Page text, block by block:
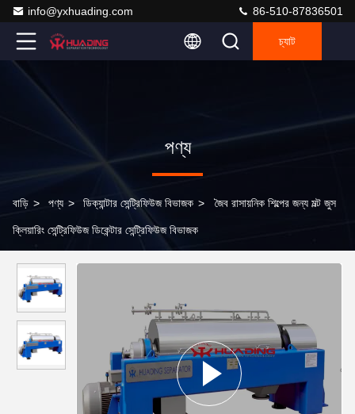
info@yxhuading.com 86-510-87836501
চ্যাট
পণ্য
বাড়ি > পণ্য > ডিক্যান্টার সেন্ট্রিফিউজ বিভাজক > জৈব রাসায়নিক শিল্পের জন্য মল্ট জুস
ক্লিয়ারিং সেন্ট্রিফিউজ ডিকেন্টার সেন্ট্রিফিউজ বিভাজক